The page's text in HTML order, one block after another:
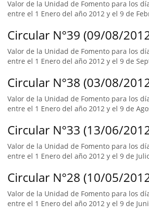
Valor de la Unidad de Fomento para los
entre el 1 Enero del año 2012 y el 9 de
Circular N°39 (09/08/
Valor de la Unidad de Fomento para los
entre el 1 Enero del año 2012 y el 9 de
Circular N°38 (03/08/
Valor de la Unidad de Fomento para los
entre el 1 Enero del año 2012 y el 9 de
Circular N°33 (13/06/
Valor de la Unidad de Fomento para los
entre el 1 Enero del año 2012 y el 9 de
Circular N°28 (10/05/
Valor de la Unidad de Fomento para los
entre el 1 Enero del año 2012 y el 9 de